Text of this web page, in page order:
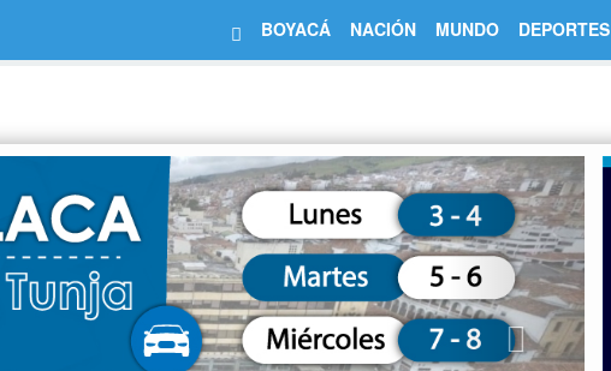
BOYACÁ NACIÓN MUNDO DEPORTES
Next